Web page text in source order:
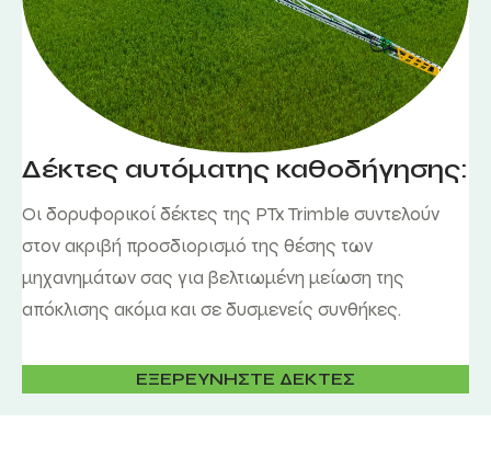
Δέκτες αυτόματης καθοδήγησης:
Οι δορυφορικοί δέκτες της PTx Trimble συντελούν
στον ακριβή προσδιορισμό της θέσης των
μηχανημάτων σας για βελτιωμένη μείωση της
απόκλισης ακόμα και σε δυσμενείς συνθήκες.
ΕΞΕΡΕΥΝΗΣΤΕ ΔΕΚΤΕΣ